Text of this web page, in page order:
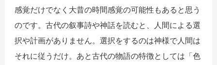
感覚だけでなく大昔の時間感覚の可能性もあると思う
のです。古代の叙事詩や神話を読むと、人間による選
択や計画がありません。選択をするのは神様で人間は
それに従うだけ。あと古代の物語の特徴としては「色